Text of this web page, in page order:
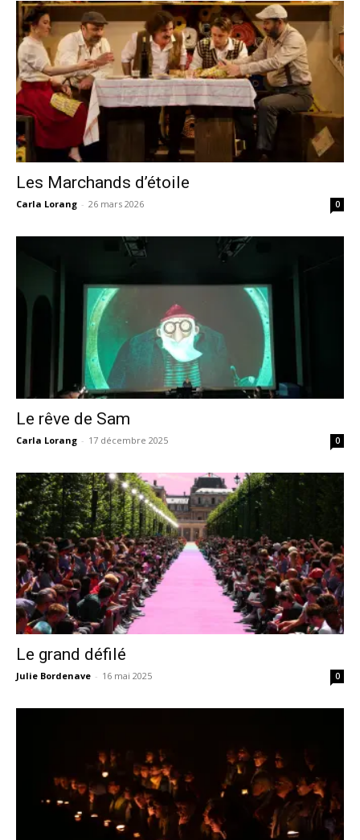
Les Marchands d’étoile
Carla Lorang - 26 mars 2026 0
Le rêve de Sam
Carla Lorang - 17 décembre 2025 0
Le grand défilé
Julie Bordenave - 16 mai 2025 0